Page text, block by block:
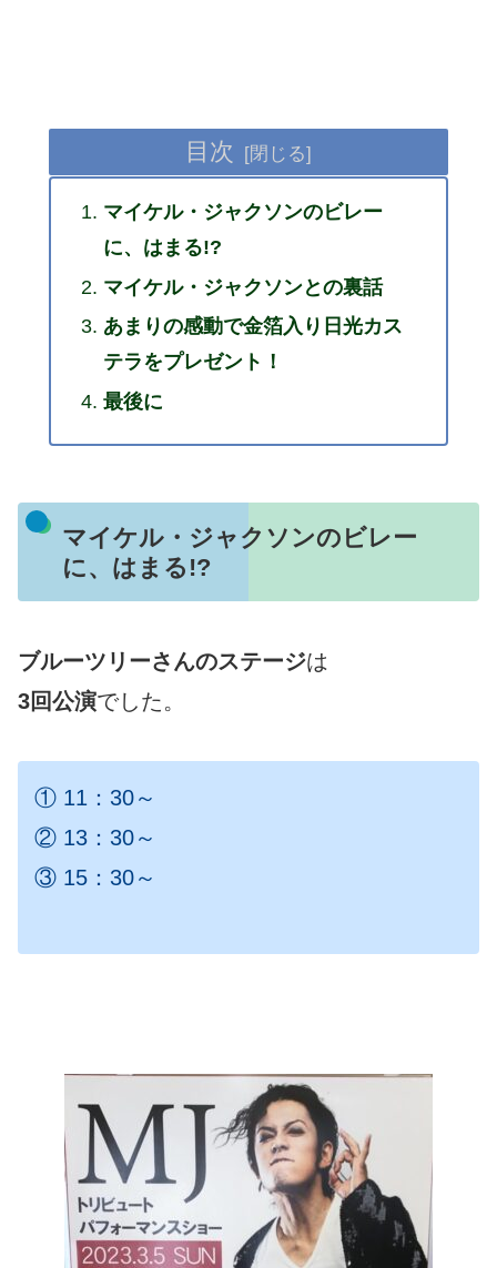
目次
マイケル・ジャクソンのビレー
に、はまる!?
マイケル・ジャクソンとの裏話
あまりの感動で金箔入り日光カス
テラをプレゼント！
最後に
マイケル・ジャクソンのビレー
に、はまる!?
ブルーツリーさんのステージは
3回公演でした。
① 11：30～
② 13：30～
③ 15：30～